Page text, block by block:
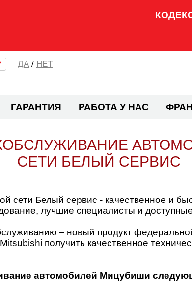
/ НЕТ
ГАРАНТИЯ РАБОТА У НАС
СЕТИ БЕЛЫЙ СЕРВИС
Белый сервис - качественное и
лучшие специалисты и
– новый продукт
получить качественное
автомобилей Мицубиши